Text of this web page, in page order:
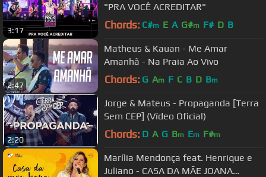
3:17
"PRA VOCÊ ACREDITAR"
Chords: C#m E A G#m F# D B
2:47
Matheus & Kauan - Me Amar
Amanhã - Na Praia Ao Vivo
Chords: G Am F C B D Bm
2:20
Jorge & Mateus - Propaganda [Terra
Sem CEP] (Vídeo Oficial)
Chords: D A G Bm Em F#m
Marília Mendonça feat. Henrique e
Juliano - CASA DA MÃE JOANA